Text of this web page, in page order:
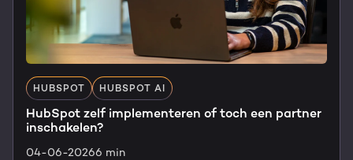
HUBSPOT HUBSPOT AI
HubSpot zelf implementeren of toch een partner
inschakelen?
04-06-20266 min